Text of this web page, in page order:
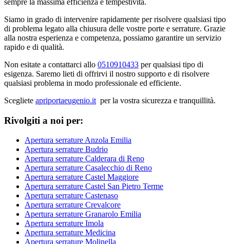
sempre la massima efficienza e tempestività.
Siamo in grado di intervenire rapidamente per risolvere qualsiasi tipo
di problema legato alla chiusura delle vostre porte e serrature. Grazie
alla nostra esperienza e competenza, possiamo garantire un servizio
rapido e di qualità.
Non esitate a contattarci allo 0510910433 per qualsiasi tipo di
esigenza. Saremo lieti di offrirvi il nostro supporto e di risolvere
qualsiasi problema in modo professionale ed efficiente.
Scegliete apriportaeugenio.it per la vostra sicurezza e tranquillità.
Rivolgiti a noi per:
Apertura serrature Anzola Emilia
Apertura serrature Budrio
Apertura serrature Calderara di Reno
Apertura serrature Casalecchio di Reno
Apertura serrature Castel Maggiore
Apertura serrature Castel San Pietro Terme
Apertura serrature Castenaso
Apertura serrature Crevalcore
Apertura serrature Granarolo Emilia
Apertura serrature Imola
Apertura serrature Medicina
Apertura serrature Molinella